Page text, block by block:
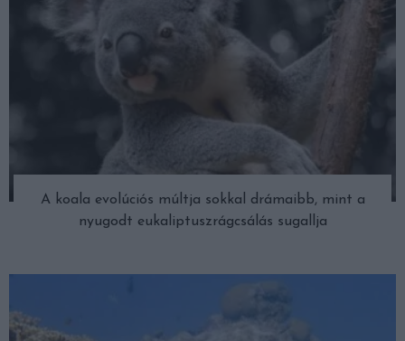
A koala evolúciós múltja sokkal drámaibb, mint a
nyugodt eukaliptuszrágcsálás sugallja